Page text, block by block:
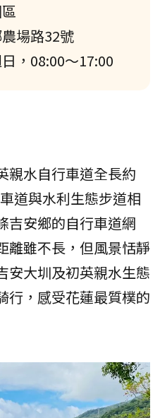
場路32號
，08:00～17:00
親水自行車道全長約
道與水利生態步道相
吉安鄉的自行車道網
離雖不長，但風景恬靜
安大圳及初英親水生態
行，感受花蓮最質樸的